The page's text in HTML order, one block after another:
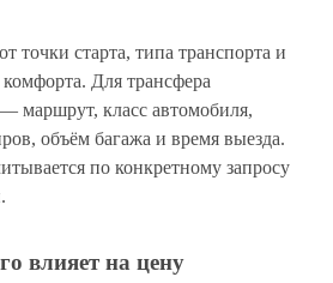
точки старта, типа транспорта и
Для трансфера
маршрут, класс автомобиля,
объём багажа и время выезда.
по конкретному запросу
влияет на цену